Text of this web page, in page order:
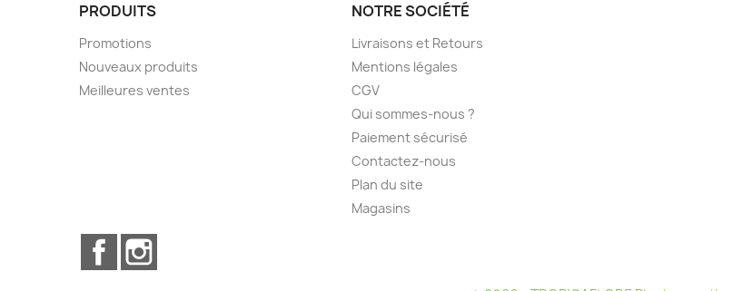
PRODUITS
Promotions
Nouveaux produits
Meilleures ventes
NOTRE SOCIÉTÉ
Livraisons et Retours
Mentions légales
CGV
Qui sommes-nous ?
Paiement sécurisé
Contactez-nous
Plan du site
Magasins
Facebook